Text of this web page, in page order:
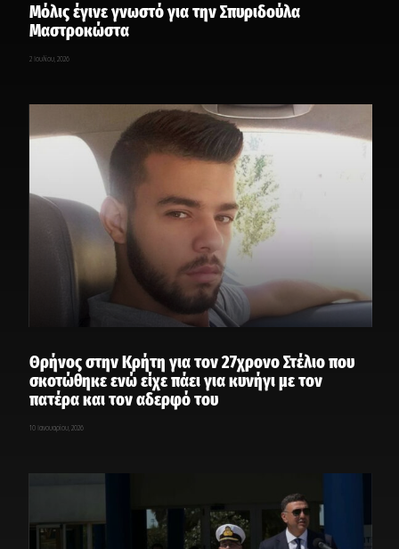
Μόλις έγινε γνωστό για την Σπυριδούλα
Μαστροκώστα
2 Ιουλίου, 2026
Θρήνος στην Κρήτη για τον 27χρονο Στέλιο που
σκοτώθηκε ενώ είχε πάει για κυνήγι με τον
πατέρα και τον αδερφό του
10 Ιανουαρίου, 2026